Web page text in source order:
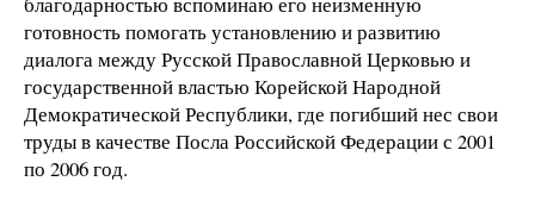
готовность помогать установлению и развитию
диалога между Русской Православной Церковью и
государственной властью Корейской Народной
Демократической Республики, где погибший нес свои
труды в качестве Посла Российской Федерации с 2001
по 2006 год.